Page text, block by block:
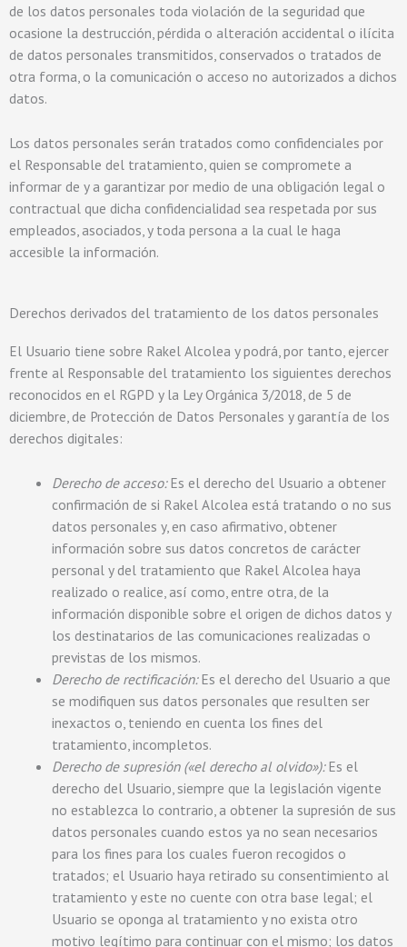
de los datos personales toda violación de la seguridad que
ocasione la destrucción, pérdida o alteración accidental o ilícita
de datos personales transmitidos, conservados o tratados de
otra forma, o la comunicación o acceso no autorizados a dichos
datos.
Los datos personales serán tratados como confidenciales por
el Responsable del tratamiento, quien se compromete a
informar de y a garantizar por medio de una obligación legal o
contractual que dicha confidencialidad sea respetada por sus
empleados, asociados, y toda persona a la cual le haga
accesible la información.
Derechos derivados del tratamiento de los datos personales
El Usuario tiene sobre Rakel Alcolea y podrá, por tanto, ejercer
frente al Responsable del tratamiento los siguientes derechos
reconocidos en el RGPD y la Ley Orgánica 3/2018, de 5 de
diciembre, de Protección de Datos Personales y garantía de los
derechos digitales:
Derecho de acceso:Es el derecho del Usuario a obtener
confirmación de si Rakel Alcolea está tratando o no sus
datos personales y, en caso afirmativo, obtener
información sobre sus datos concretos de carácter
personal y del tratamiento que Rakel Alcolea haya
realizado o realice, así como, entre otra, de la
información disponible sobre el origen de dichos datos y
los destinatarios de las comunicaciones realizadas o
previstas de los mismos.
Derecho de rectificación:Es el derecho del Usuario a que
se modifiquen sus datos personales que resulten ser
inexactos o, teniendo en cuenta los fines del
tratamiento, incompletos.
Derecho de supresión («el derecho al olvido»):Es el
derecho del Usuario, siempre que la legislación vigente
no establezca lo contrario, a obtener la supresión de sus
datos personales cuando estos ya no sean necesarios
para los fines para los cuales fueron recogidos o
tratados; el Usuario haya retirado su consentimiento al
tratamiento y este no cuente con otra base legal; el
Usuario se oponga al tratamiento y no exista otro
motivo legítimo para continuar con el mismo; los datos